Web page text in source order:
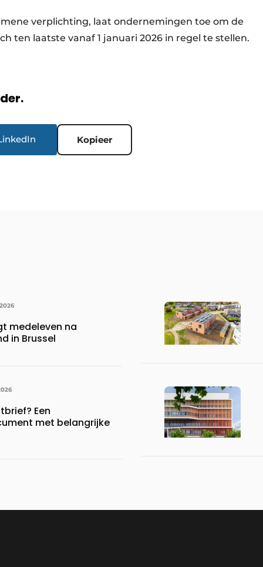
verplichting, laat ondernemingen toe om de
ten laatste vanaf 1 januari 2026 in regel te stellen.
Kopieer
medeleven na
in Brussel
Een
met belangrijke